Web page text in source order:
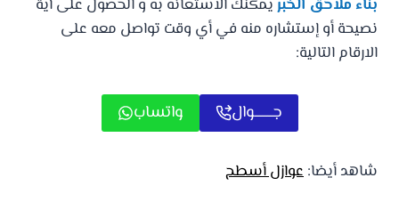
بناء ملاحق الخبريمكنك الاستعانه به و الحصول على أية
نصيحة أو إستشاره منه في أي وقت تواصل معه على
الارقام التالية:
جـــــــوال واتساب
شاهد أيضا:عوازل أسطح